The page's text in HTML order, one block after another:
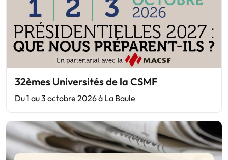
32èmes Universités de la CSMF
Du 1 au 3 octobre 2026 à La Baule